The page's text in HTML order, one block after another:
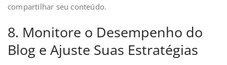
compartilhar seu conteúdo.
8. Monitore o Desempenho do
Blog e Ajuste Suas Estratégias